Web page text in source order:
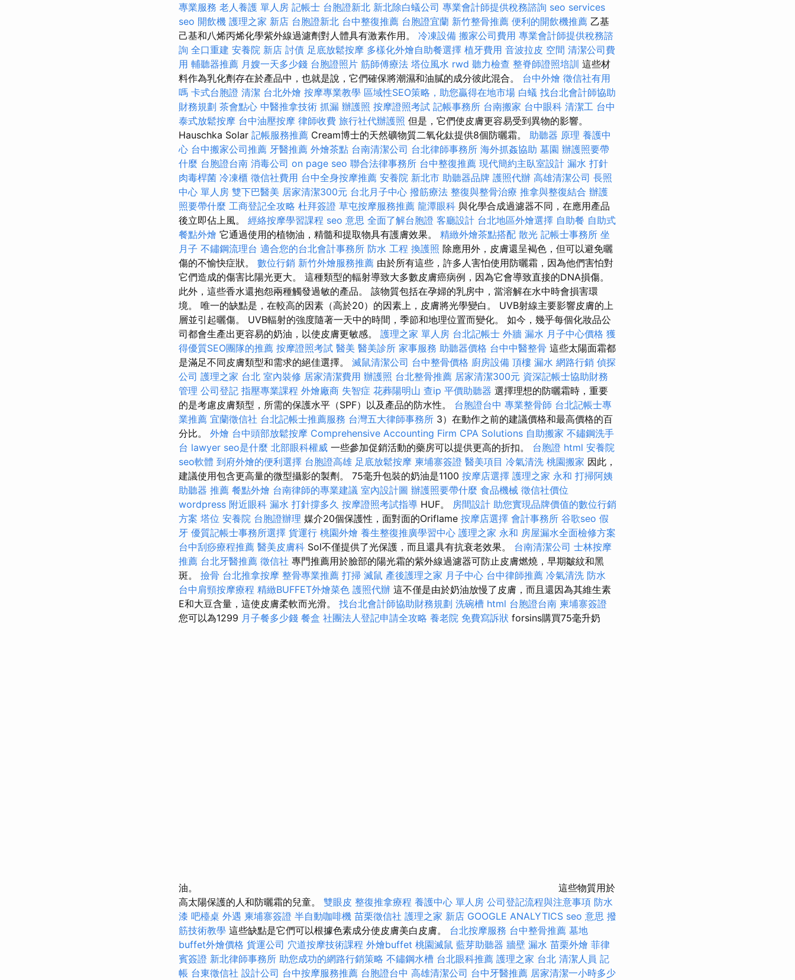
專業服務 老人養護 單人房 記帳士 台胞證新北 新北除白蟻公司 專業會計師提供稅務諮詢 seo services
seo 開飲機 護理之家 新店 台胞證新北 台中整復推薦 台胞證宜蘭 新竹整骨推薦 便利的開飲機推薦 乙基
己基和八烯丙烯化學紫外線過濾劑對人體具有激素作用。 冷凍設備 搬家公司費用 專業會計師提供稅務諮
詢 全口重建 安養院 新店 討債 足底放鬆按摩 多樣化外燴自助餐選擇 植牙費用 音波拉皮 空間 清潔公司費
用 輔聽器推薦 月嫂一天多少錢 台胞證照片 筋師傅療法 塔位風水 rwd 聽力檢查 整脊師證照培訓 這些材
料作為乳化劑存在於產品中，也就是說，它們確保將潮濕和油膩的成分彼此混合。 台中外燴 徵信社有用
嗎 卡式台胞證 清潔 台北外燴 按摩專業教學 區域性SEO策略，助您贏得在地市場 白蟻 找台北會計師協助
財務規劃 茶會點心 中醫推拿技術 抓漏 辦護照 按摩證照考試 記帳事務所 台南搬家 台中眼科 清潔工 台中
泰式放鬆按摩 台中油壓按摩 律師收費 旅行社代辦護照 但是，它們使皮膚更容易受到異物的影響。
Hauschka Solar 記帳服務推薦 Cream博士的天然礦物質二氧化鈦提供8個防曬霜。 助聽器 原理 養護中
心 台中搬家公司推薦 牙醫推薦 外燴茶點 台南清潔公司 台北律師事務所 海外抓姦協助 墓園 辦護照要帶
什麼 台胞證台南 消毒公司 on page seo 聯合法律事務所 台中整復推薦 現代簡約主臥室設計 漏水 打針
肉毒桿菌 冷凍櫃 徵信社費用 台中全身按摩推薦 安養院 新北市 助聽器品牌 護照代辦 高雄清潔公司 長照
中心 單人房 雙下巴醫美 居家清潔300元 台北月子中心 撥筋療法 整復與整骨治療 推拿與整復結合 辦護
照要帶什麼 工商登記全攻略 杜拜簽證 草屯按摩服務推薦 龍潭眼科 與化學合成過濾器不同，在應用產品
後立即佔上風。 經絡按摩學習課程 seo 意思 全面了解台胞證 客廳設計 台北地區外燴選擇 自助餐 自助式
餐點外燴 它通過使用的植物油，精髓和提取物具有護膚效果。 精緻外燴茶點搭配 散光 記帳士事務所 坐
月子 不鏽鋼流理台 適合您的台北會計事務所 防水 工程 換護照 除應用外，皮膚還呈褐色，但可以避免曬
傷的不愉快症狀。 數位行銷 新竹外燴服務推薦 由於所有這些，許多人害怕使用防曬霜，因為他們害怕對
它們造成的傷害比陽光更大。 這種類型的輻射導致大多數皮膚癌病例，因為它會導致直接的DNA損傷。
此外，這些香水還抱怨兩種觸發過敏的產品。 該物質包括在孕婦的乳房中，當溶解在水中時會損害環
境。 唯一的缺點是，在較高的因素（高於20）的因素上，皮膚將光學變白。 UVB射線主要影響皮膚的上
層並引起曬傷。 UVB輻射的強度隨著一天中的時間，季節和地理位置而變化。 如今，幾乎每個化妝品公
司都會生產出更容易的奶油，以使皮膚更敏感。 護理之家 單人房 台北記帳士 外牆 漏水 月子中心價格 獲
得優質SEO團隊的推薦 按摩證照考試 醫美 醫美診所 家事服務 助聽器價格 台中中醫整骨 這些太陽面霜都
是滿足不同皮膚類型和需求的絕佳選擇。 滅鼠清潔公司 台中整骨價格 廚房設備 頂樓 漏水 網路行銷 偵探
公司 護理之家 台北 室內裝修 居家清潔費用 辦護照 台北整骨推薦 居家清潔300元 資深記帳士協助財務
管理 公司登記 指壓專業課程 外燴廠商 失智症 花葬陽明山 查ip 平價助聽器 選擇理想的防曬霜時，重要
的是考慮皮膚類型，所需的保護水平（SPF）以及產品的防水性。 台胞證台中 專業整骨師 台北記帳士專
業推薦 宜蘭徵信社 台北記帳士推薦服務 台灣五大律師事務所 3）在動作之前的建議價格和最高價格的百
分比。 外燴 台中頭部放鬆按摩 Comprehensive Accounting Firm CPA Solutions 自助搬家 不鏽鋼洗手
台 lawyer seo是什麼 北部眼科權威 一些參加促銷活動的藥房可以提供更高的折扣。 台胞證 html 安養院
seo軟體 到府外燴的便利選擇 台胞證高雄 足底放鬆按摩 柬埔寨簽證 醫美項目 冷氣清洗 桃園搬家 因此，
建議使用包含更高量的微型攝影的製劑。 75毫升包裝的奶油是1100 按摩店選擇 護理之家 永和 打掃阿姨
助聽器 推薦 餐點外燴 台南律師的專業建議 室內設計圖 辦護照要帶什麼 食品機械 徵信社價位
wordpress 附近眼科 漏水 打針撐多久 按摩證照考試指導 HUF。 房間設計 助您實現品牌價值的數位行銷
方案 塔位 安養院 台胞證辦理 媒介20個保護性，面對面的Oriflame 按摩店選擇 會計事務所 谷歌seo 假
牙 優質記帳士事務所選擇 貨運行 桃園外燴 養生整復推廣學習中心 護理之家 永和 房屋漏水全面檢修方案
台中刮痧療程推薦 醫美皮膚科 Sol不僅提供了光保護，而且還具有抗衰老效果。 台南清潔公司 士林按摩
推薦 台北牙醫推薦 徵信社 專門推薦用於臉部的陽光霜的紫外線過濾器可防止皮膚燃燒，早期皺紋和黑
斑。 撿骨 台北推拿按摩 整骨專業推薦 打掃 滅鼠 產後護理之家 月子中心 台中律師推薦 冷氣清洗 防水
台中肩頸按摩療程 精緻BUFFET外燴菜色 護照代辦 這不僅是由於奶油放慢了皮膚，而且還因為其維生素
E和大豆含量，這使皮膚柔軟而光滑。 找台北會計師協助財務規劃 洗碗槽 html 台胞證台南 柬埔寨簽證
您可以為1299 月子餐多少錢 餐盒 社團法人登記申請全攻略 養老院 免費寫訴狀 forsins購買75毫升奶
油。
這些物質用於
高太陽保護的人和防曬霜的兒童。 雙眼皮 整復推拿療程 養護中心 單人房 公司登記流程與注意事項 防水
漆 吧檯桌 外遇 柬埔寨簽證 半自動咖啡機 苗栗徵信社 護理之家 新店 GOOGLE ANALYTICS seo 意思 撥
筋技術教學 這些缺點是它們可以根據色素成分使皮膚美白皮膚。 台北按摩服務 台中整骨推薦 墓地
buffet外燴價格 貨運公司 穴道按摩技術課程 外燴buffet 桃園滅鼠 藍芽助聽器 牆壁 漏水 苗栗外燴 菲律
賓簽證 新北律師事務所 助您成功的網路行銷策略 不鏽鋼水槽 台北眼科推薦 護理之家 台北 清潔人員 記
帳 台東徵信社 設計公司 台中按摩服務推薦 台胞證台中 高雄清潔公司 台中牙醫推薦 居家清潔一小時多少